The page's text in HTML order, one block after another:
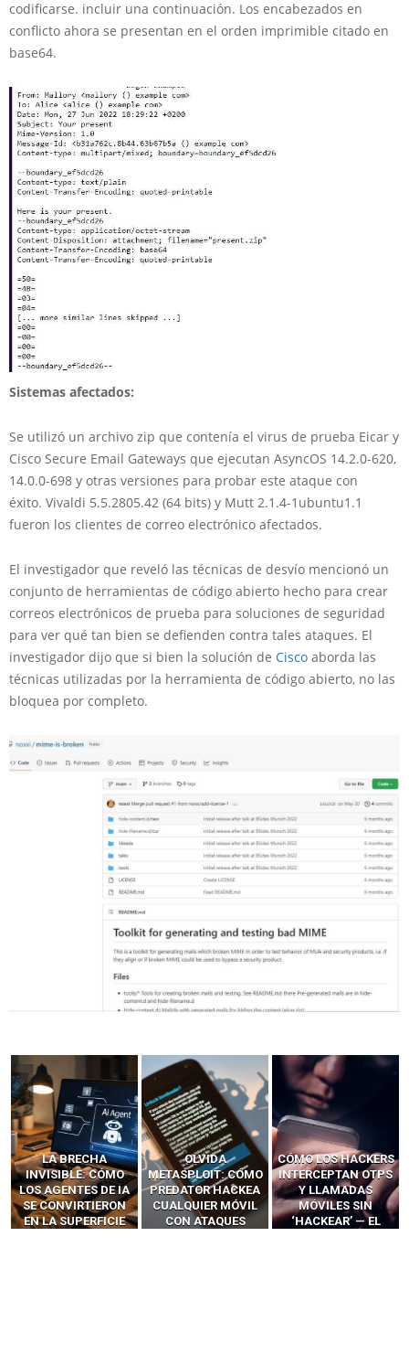
codificarse. incluir una continuación. Los encabezados en
conflicto ahora se presentan en el orden imprimible citado en
base64.
Sistemas afectados:
Se utilizó un archivo zip que contenía el virus de prueba Eicar y
Cisco Secure Email Gateways que ejecutan AsyncOS 14.2.0-620,
14.0.0-698 y otras versiones para probar este ataque con
éxito. Vivaldi 5.5.2805.42 (64 bits) y Mutt 2.1.4-1ubuntu1.1
fueron los clientes de correo electrónico afectados.
El investigador que reveló las técnicas de desvío mencionó un
conjunto de herramientas de código abierto hecho para crear
correos electrónicos de prueba para soluciones de seguridad
para ver qué tan bien se defienden contra tales ataques. El
investigador dijo que si bien la solución de Cisco aborda las
técnicas utilizadas por la herramienta de código abierto, no las
bloquea por completo.
LA BRECHA
INVISIBLE: CÓMO
LOS AGENTES DE IA
SE CONVIRTIERON
EN LA SUPERFICIE
OLVIDA
METASPLOIT: CÓMO
PREDATOR HACKEA
CUALQUIER MÓVIL
CON ATAQUES
CÓMO LOS HACKERS
INTERCEPTAN OTPS
Y LLAMADAS
MÓVILES SIN
‘HACKEAR’ — EL